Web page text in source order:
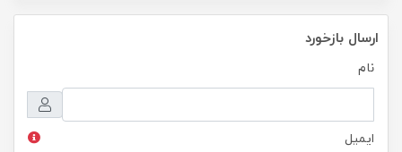
ارسال بازخورد
نام
ایمیل